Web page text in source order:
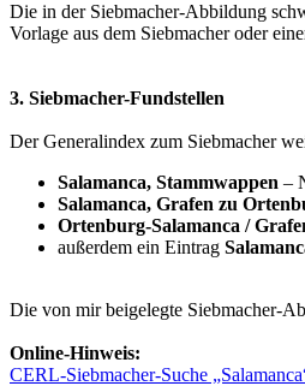
Die in der Siebmacher-Abbildung
Vorlage aus dem Siebmacher oder
3. Siebmacher-Fundstellen
Der Generalindex zum Siebmacher
Salamanca, Stammwappen –
Salamanca, Grafen zu
Ortenburg-Salamanca /
außerdem ein Eintrag
Die von mir beigelegte Siebmacher-
Online-Hinweis:
CERL-Siebmacher-Suche